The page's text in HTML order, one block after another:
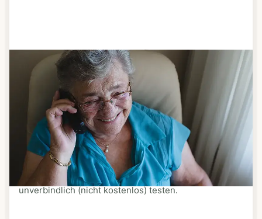
Schritt 3
Bestellen & liefern lassen
Suchen Sie sich aus dem Speiseplan Ihres Anbieters
aus, was Ihnen schmeckt. Bestellen Sie telefonisch,
schriftlich oder im Online-Shop Ihres Anbieters.
Ein Kurier liefert Ihnen das bestellte Essen zum
vereinbarten Zeitpunkt nach Hause. Bei vielen
Anbietern können Sie Essen auf Rädern auch
unverbindlich (nicht kostenlos) testen.